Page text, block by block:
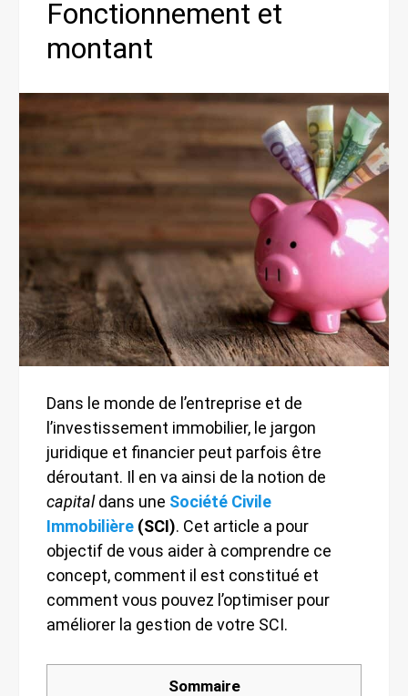
Fonctionnement et
montant
Dans le monde de l’entreprise et de
l’investissement immobilier, le jargon
juridique et financier peut parfois être
déroutant. Il en va ainsi de la notion de
capitaldans une Société Civile
Immobilière (SCI). Cet article a pour
objectif de vous aider à comprendre ce
concept, comment il est constitué et
comment vous pouvez l’optimiser pour
améliorer la gestion de votre SCI.
Sommaire